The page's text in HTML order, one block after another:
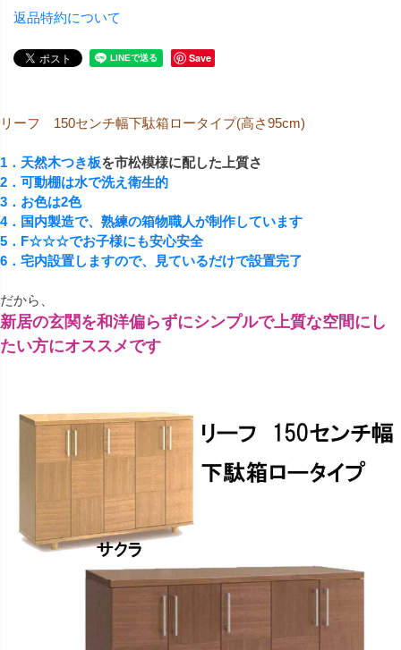
返品特約について
Save
リーフ 150センチ幅下駄箱ロータイプ(高さ95cm)
1．天然木つき板を市松模様に配した上質さ
2．可動棚は水で洗え衛生的
3．お色は2色
4．国内製造で、熟練の箱物職人が制作しています
5．F☆☆☆でお子様にも安心安全
6．宅内設置しますので、見ているだけで設置完了
だから、
新居の玄関を和洋偏らずにシンプルで上質な空間にし
たい方にオススメです